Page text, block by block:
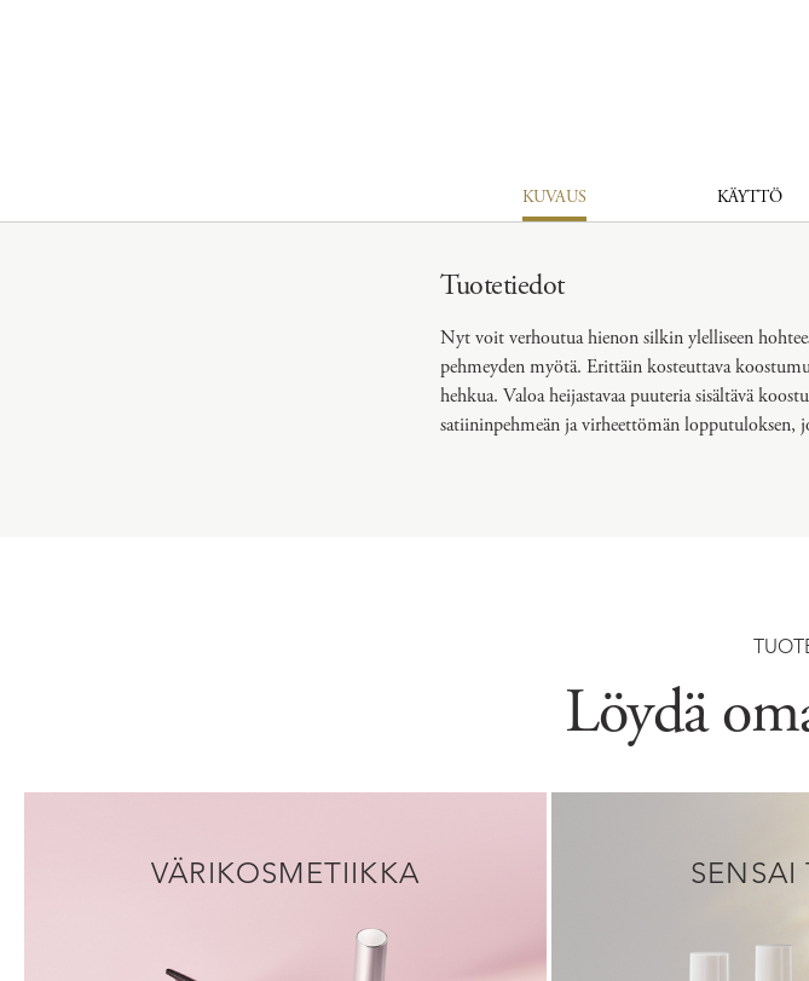
KUVAUS KÄYTTÖ
Tuotetiedot
Nyt voit verhoutua hienon silkin ylelliseen
pehmeyden myötä. Erittäin kosteuttava
hehkua. Valoa heijastavaa puuteria sisältävä
satiininpehmeän ja virheettömän lopputuloksen,
Löydä
VÄRIKOSMETIIKKA SENSAI